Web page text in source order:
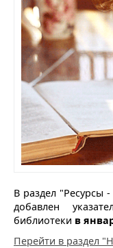
В раздел "Ресурсы
добавлен
библиотеки в
Перейти в раздел